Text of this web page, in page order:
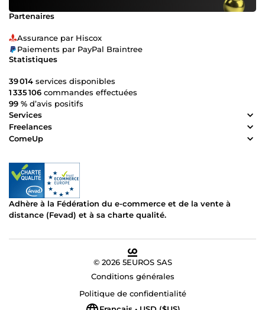
Partenaires
Assurance par Hiscox
Paiements par PayPal Braintree
Statistiques
39 014 services disponibles
1 335 106 commandes effectuées
99 % d’avis positifs
Services
Freelances
ComeUp
Adhère à la Fédération du e-commerce et de la vente à
distance (Fevad) et à sa charte qualité.
© 2026 5EUROS SAS
Conditions générales
Politique de confidentialité